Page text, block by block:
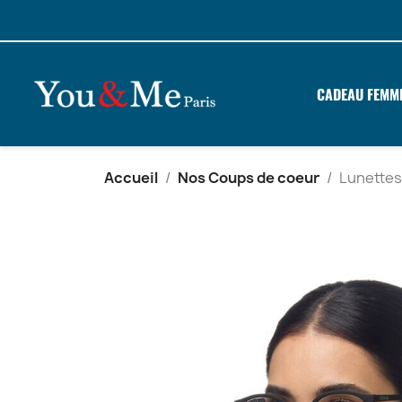
CADEAU
Accueil Nos Coups de coeur Lunettes